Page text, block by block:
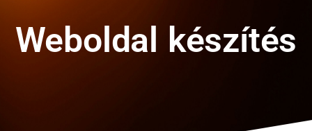
Weboldal készítés